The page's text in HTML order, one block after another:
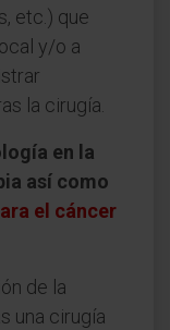
etc.) que
y/o a
la cirugía.
en la
así como
el cáncer
de la
una cirugía